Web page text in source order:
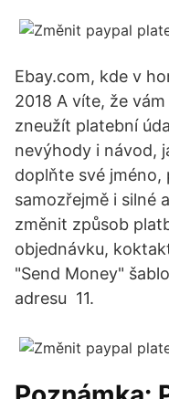
Ebay.com, kde v
2018 A víte, že
zneužít platební
nevýhody i návod,
doplňte své jméno,
samozřejmě i silné
změnit způsob
objednávku,
"Send Money"
adresu 11.